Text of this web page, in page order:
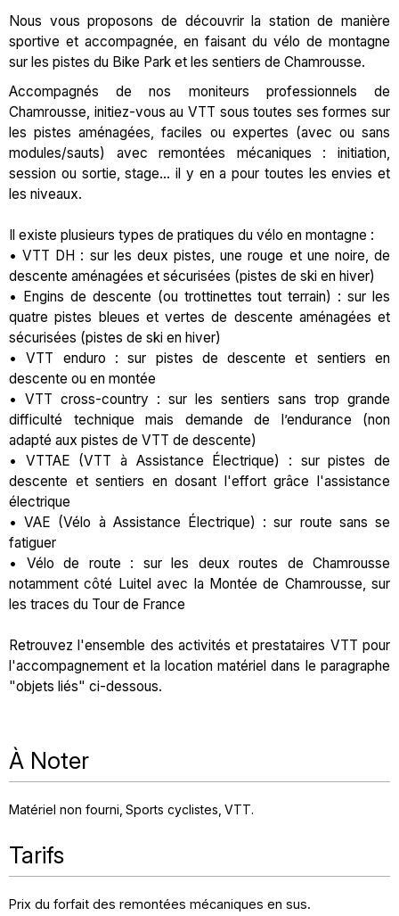
Nous vous proposons de découvrir la station de manière
sportive et accompagnée, en faisant du vélo de montagne
sur les pistes du Bike Park et les sentiers de Chamrousse.
Accompagnés de nos moniteurs professionnels de
Chamrousse, initiez-vous au VTT sous toutes ses formes sur
les pistes aménagées, faciles ou expertes (avec ou sans
modules/sauts) avec remontées mécaniques : initiation,
session ou sortie, stage... il y en a pour toutes les envies et
les niveaux.
Il existe plusieurs types de pratiques du vélo en montagne :
• VTT DH : sur les deux pistes, une rouge et une noire, de
descente aménagées et sécurisées (pistes de ski en hiver)
• Engins de descente (ou trottinettes tout terrain) : sur les
quatre pistes bleues et vertes de descente aménagées et
sécurisées (pistes de ski en hiver)
• VTT enduro : sur pistes de descente et sentiers en
descente ou en montée
• VTT cross-country : sur les sentiers sans trop grande
difficulté technique mais demande de l’endurance (non
adapté aux pistes de VTT de descente)
• VTTAE (VTT à Assistance Électrique) : sur pistes de
descente et sentiers en dosant l'effort grâce l'assistance
électrique
• VAE (Vélo à Assistance Électrique) : sur route sans se
fatiguer
• Vélo de route : sur les deux routes de Chamrousse
notamment côté Luitel avec la Montée de Chamrousse, sur
les traces du Tour de France
Retrouvez l'ensemble des activités et prestataires VTT pour
l'accompagnement et la location matériel dans le paragraphe
"objets liés" ci-dessous.
À Noter
Matériel non fourni Sports cyclistes VTT
Tarifs
Prix du forfait des remontées mécaniques en sus.